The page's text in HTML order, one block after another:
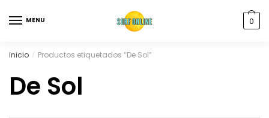
MENU 0
Inicio / Productos etiquetados “De Sol”
De Sol